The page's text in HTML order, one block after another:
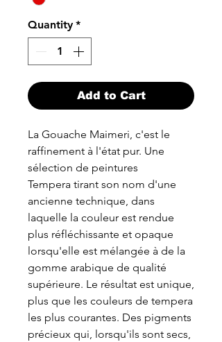
Quantity *
Add to Cart
La Gouache Maimeri, c'est le
raffinement à l'état pur. Une
sélection de peintures
Tempera tirant son nom d'une
ancienne technique, dans
laquelle la couleur est rendue
plus réfléchissante et opaque
lorsqu'elle est mélangée à de la
gomme arabique de qualité
supérieure. Le résultat est unique,
plus que les couleurs de tempera
les plus courantes. Des pigments
précieux qui, lorsqu'ils sont secs,